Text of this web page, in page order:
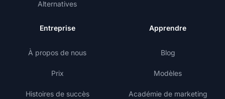
Alternatives
Entreprise
À propos de nous
Prix
Histoires de succès
Apprendre
Blog
Modèles
Académie de marketing